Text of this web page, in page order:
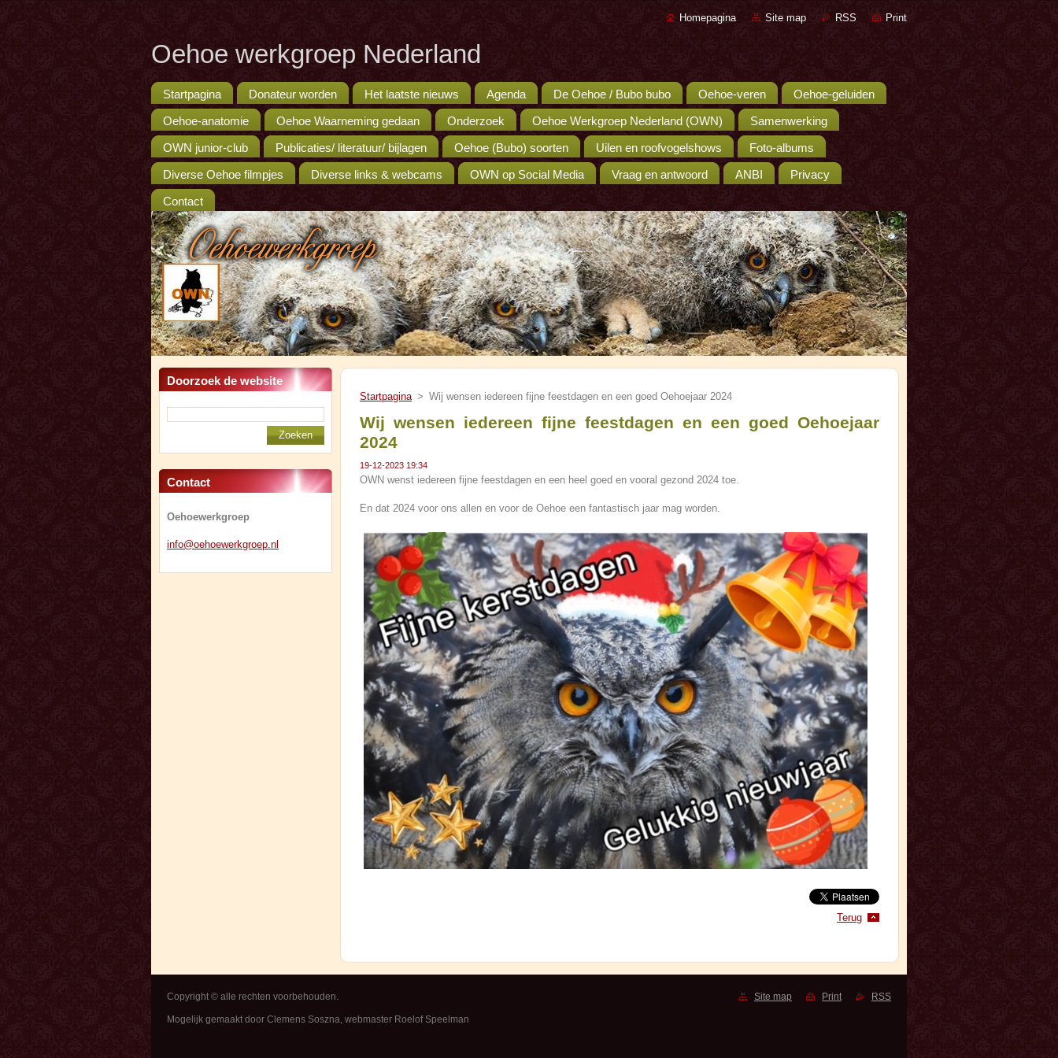
Homepagina Site map RSS Print
Oehoe werkgroep Nederland
Startpagina Donateur worden Het laatste nieuws Agenda De Oehoe / Bubo bubo Oehoe-veren Oehoe-geluiden
Oehoe-anatomie Oehoe Waarneming gedaan Onderzoek Oehoe Werkgroep Nederland (OWN) Samenwerking
OWN junior-club Publicaties/ literatuur/ bijlagen Oehoe (Bubo) soorten Uilen en roofvogelshows Foto-albums
Diverse Oehoe filmpjes Diverse links & webcams OWN op Social Media Vraag en antwoord ANBI Privacy
Contact
Doorzoek de website
Contact
Oehoewerkgroep
info@oehoewerkgroep.nl
Startpagina > Wij wensen iedereen fijne feestdagen en een goed Oehoejaar 2024
Wij wensen iedereen fijne feestdagen en een goed Oehoejaar
2024
19-12-2023 19:34
OWN wenst iedereen fijne feestdagen en een heel goed en vooral gezond 2024 toe.
En dat 2024 voor ons allen en voor de Oehoe een fantastisch jaar mag worden.
Terug
Site map Print RSS
Copyright © alle rechten voorbehouden.
Mogelijk gemaakt door Clemens Soszna, webmaster Roelof Speelman